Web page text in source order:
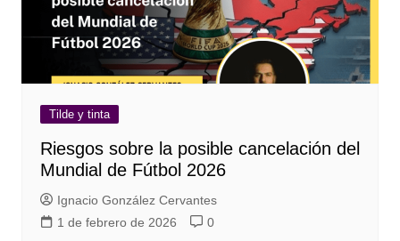
Tilde y tinta
Riesgos sobre la posible cancelación del
Mundial de Fútbol 2026
Ignacio González Cervantes
1 de febrero de 2026
0